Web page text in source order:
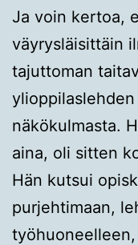
Ja voin kertoa,
väyrysläisittäin
tajuttoman
näkökulmasta.
aina, oli sitten
Hän kutsui
purjehtimaan,